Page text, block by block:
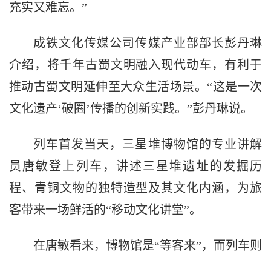
充实又难忘。”
成铁文化传媒公司传媒产业部部长彭丹琳
介绍，将千年古蜀文明融入现代动车，有利于
推动古蜀文明延伸至大众生活场景。“这是一次
文化遗产‘破圈’传播的创新实践。”彭丹琳说。
列车首发当天，三星堆博物馆的专业讲解
员唐敏登上列车，讲述三星堆遗址的发掘历
程、青铜文物的独特造型及其文化内涵，为旅
客带来一场鲜活的“移动文化讲堂”。
在唐敏看来，博物馆是“等客来”，而列车则